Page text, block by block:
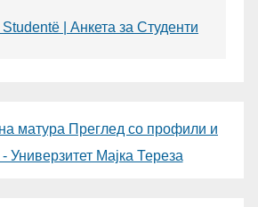
| Анкета за Студенти
матура Преглед со профили и
Универзитет Мајка Тереза